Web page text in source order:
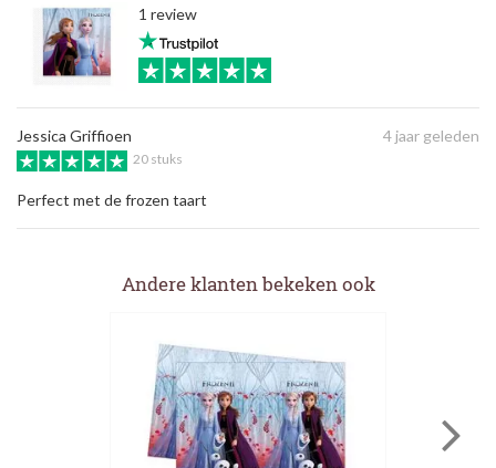
1 review
Jessica Griffioen 4 jaar geleden
20 stuks
Perfect met de frozen taart
Andere klanten bekeken ook